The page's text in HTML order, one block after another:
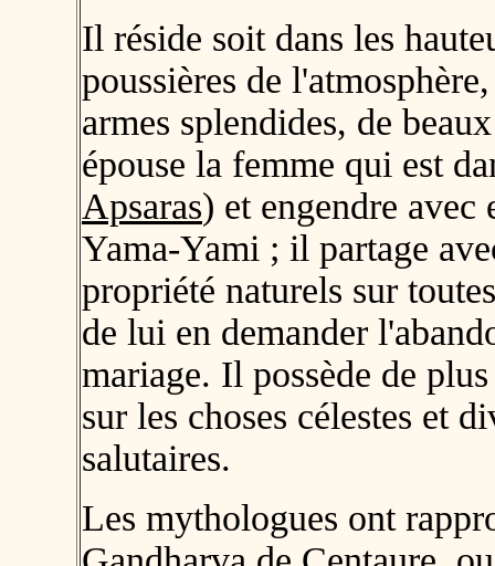
Il réside soit dans les
poussières de
armes splendides, de
épouse la femme qui est
Apsaras) et engendre
Yama-Yami ; il partage
propriété naturels sur
de lui en demander
mariage. Il possède de
sur les choses célestes et
salutaires.
Les mythologues ont